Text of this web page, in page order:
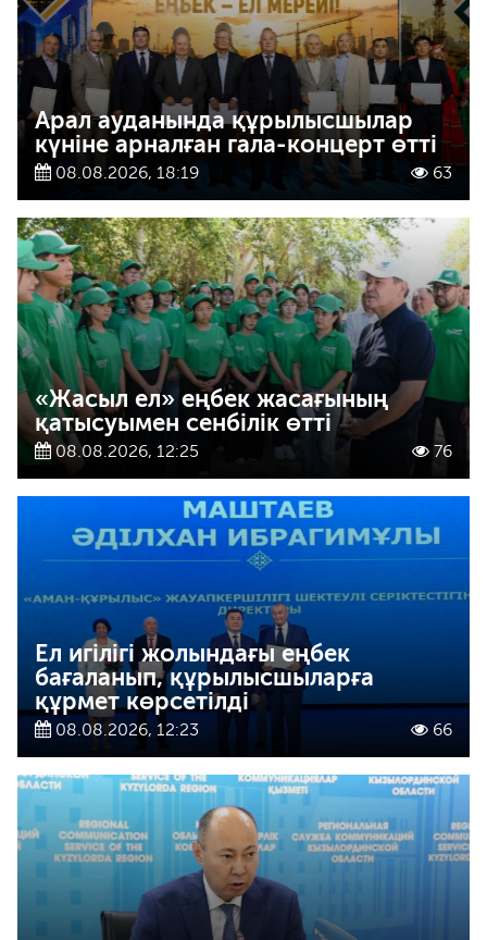
Арал ауданында құрылысшылар
күніне арналған гала-концерт өтті
08.08.2026, 18:19 63
«Жасыл ел» еңбек жасағының
қатысуымен сенбілік өтті
08.08.2026, 12:25 76
Ел игілігі жолындағы еңбек
бағаланып, құрылысшыларға
құрмет көрсетілді
08.08.2026, 12:23 66